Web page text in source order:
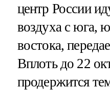
центр России
воздуха с юга,
востока,
Вплоть до 22
продержится